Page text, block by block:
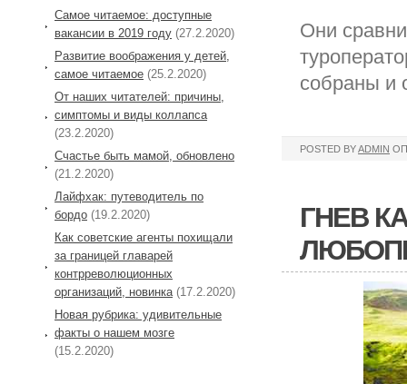
Они
собраны и
POSTED BYADMIN
ГНЕВ
Самое читаемое: доступные
вакансии в 2019 году (27.2.2020)
Развитие воображения у детей,
самое читаемое (25.2.2020)
От наших читателей: причины,
симптомы и виды коллапса
(23.2.2020)
Cчастье быть мамой, обновлено
(21.2.2020)
Лайфхак: путеводитель по
бордо (19.2.2020)
Как советские агенты похищали
за границей главарей
контрреволюционных
организаций, новинка (17.2.2020)
Новая рубрика: удивительные
факты о нашем мозге
(15.2.2020)